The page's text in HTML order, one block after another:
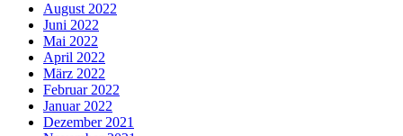
August 2022
Juni 2022
Mai 2022
April 2022
März 2022
Februar 2022
Januar 2022
Dezember 2021